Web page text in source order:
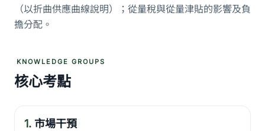
（以折曲供應曲線說明）；從量稅與從量津貼的影響及負
擔分配。
KNOWLEDGE GROUPS
核心考點
1. 市場干預